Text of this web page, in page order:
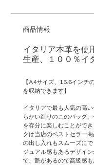
ニ
商品情報
イタリア本革を使
生産、１００％イ
【A4サイズ、15.6イン
を収納できます】
イタリアで最も人気の高
らかい造りのこのバッグ
を存分に楽しむことがで
グは当店のベストセラー
の出し入れもスムーズに
ジュアル感もあるデザイ
で、艶があるので高級感